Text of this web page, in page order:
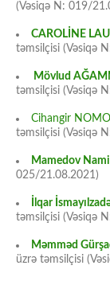
(Vəsiqə N: 019/
CAROLİNE
təmsilçisi (Vəsiqə
Mövlud
təmsilçisi (Vəsiqə
Cihangir
təmsilçisi (Vəsiqə
Mamedov
025/21.08.2021)
İlqar
təmsilçisi (Vəsiqə
Məmməd
üzrə təmsilçisi